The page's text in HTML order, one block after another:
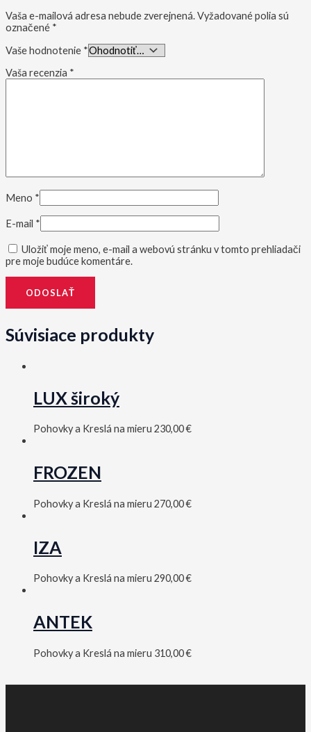
Vaša e-mailová adresa nebude zverejnená.Vyžadované polia sú
označené *
Vaše hodnotenie *
Vaša recenzia *
Meno *
E-mail *
Uložiť moje meno, e-mail a webovú stránku v tomto prehliadači
pre moje budúce komentáre.
Súvisiace produkty
LUX široký
Pohovky a Kreslá na mieru 230,00€
FROZEN
Pohovky a Kreslá na mieru 270,00€
IZA
Pohovky a Kreslá na mieru 290,00€
ANTEK
Pohovky a Kreslá na mieru 310,00€